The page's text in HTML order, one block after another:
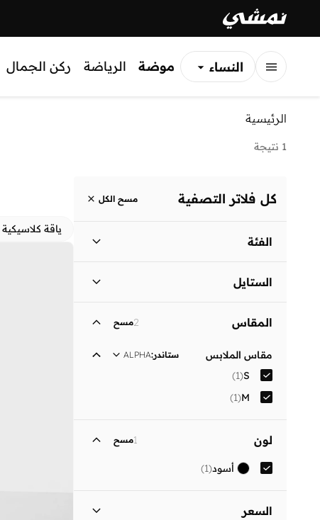
النساء
موضة الرياضة ركن الجمال
الرئيسية
1 نتيجة
كل فلاتر التصفية مسح الكل
الفئة
نساء
الستايل
المقاس 2مسح
مقاس الملابس ستاندر:
ALPHA
S
(
1
)
M
(
1
)
لون 1مسح
أسود(
1
)
السعر
ياقة كلاسيكية